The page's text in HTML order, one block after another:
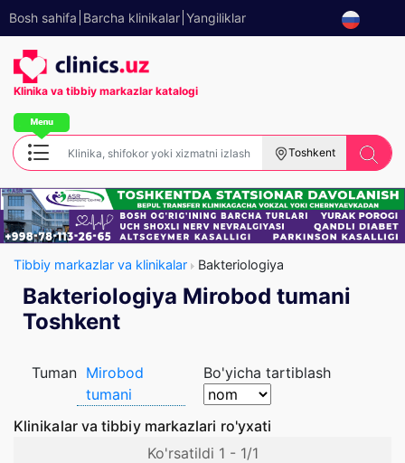
Bosh sahifa Barcha klinikalar Yangiliklar
Klinika va tibbiy markazlar katalogi
Toshkent
Tibbiy markazlar va klinikalar Bakteriologiya
Bakteriologiya Mirobod tumani
Toshkent
Tuman Mirobod
tumani
Bo'yicha tartiblash
Klinikalar va tibbiy markazlari ro'yxati
Ko'rsatildi 1 - 1/1